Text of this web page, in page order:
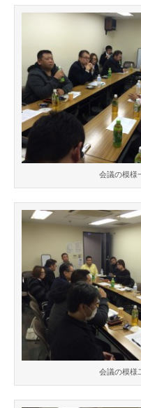
版
協
定
及
び
総
会
は
会議の模様
会議の模様